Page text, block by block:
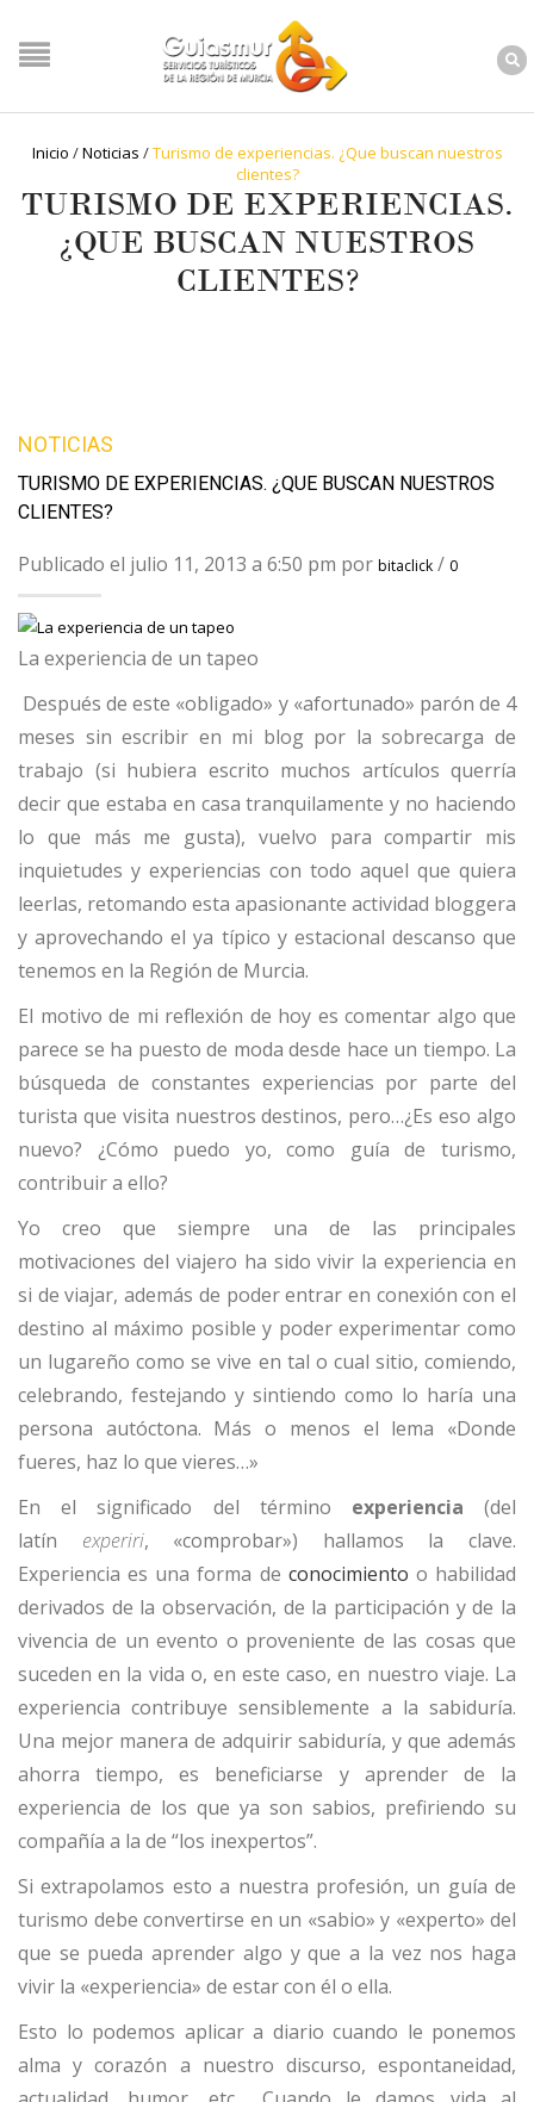
Inicio /Noticias /Turismo de experiencias. ¿Que buscan nuestros
clientes?
TURISMO DE EXPERIENCIAS.
¿QUE BUSCAN NUESTROS
CLIENTES?
NOTICIAS
TURISMO DE EXPERIENCIAS. ¿QUE BUSCAN NUESTROS
CLIENTES?
Publicado el julio 11, 2013 a 6:50 pm por bitaclick / 0
La experiencia de un tapeo
Después de este «obligado» y «afortunado» parón de 4
meses sin escribir en mi blog por la sobrecarga de
trabajo (si hubiera escrito muchos artículos querría
decir que estaba en casa tranquilamente y no haciendo
lo que más me gusta), vuelvo para compartir mis
inquietudes y experiencias con todo aquel que quiera
leerlas, retomando esta apasionante actividad bloggera
y aprovechando el ya típico y estacional descanso que
tenemos en la Región de Murcia.
El motivo de mi reflexión de hoy es comentar algo que
parece se ha puesto de moda desde hace un tiempo. La
búsqueda de constantes experiencias por parte del
turista que visita nuestros destinos, pero…¿Es eso algo
nuevo? ¿Cómo puedo yo, como guía de turismo,
contribuir a ello?
Yo creo que siempre una de las principales
motivaciones del viajero ha sido vivir la experiencia en
si de viajar, además de poder entrar en conexión con el
destino al máximo posible y poder experimentar como
un lugareño como se vive en tal o cual sitio, comiendo,
celebrando, festejando y sintiendo como lo haría una
persona autóctona. Más o menos el lema «Donde
fueres, haz lo que vieres…»
En el significado del término experiencia(del
latín experiri, «comprobar») hallamos la clave.
Experiencia es una forma de conocimiento o habilidad
derivados de la observación, de la participación y de la
vivencia de un evento o proveniente de las cosas que
suceden en la vida o, en este caso, en nuestro viaje. La
experiencia contribuye sensiblemente a la sabiduría.
Una mejor manera de adquirir sabiduría, y que además
ahorra tiempo, es beneficiarse y aprender de la
experiencia de los que ya son sabios, prefiriendo su
compañía a la de “los inexpertos”.
Si extrapolamos esto a nuestra profesión, un guía de
turismo debe convertirse en un «sabio» y «experto» del
que se pueda aprender algo y que a la vez nos haga
vivir la «experiencia» de estar con él o ella.
Esto lo podemos aplicar a diario cuando le ponemos
alma y corazón a nuestro discurso, espontaneidad,